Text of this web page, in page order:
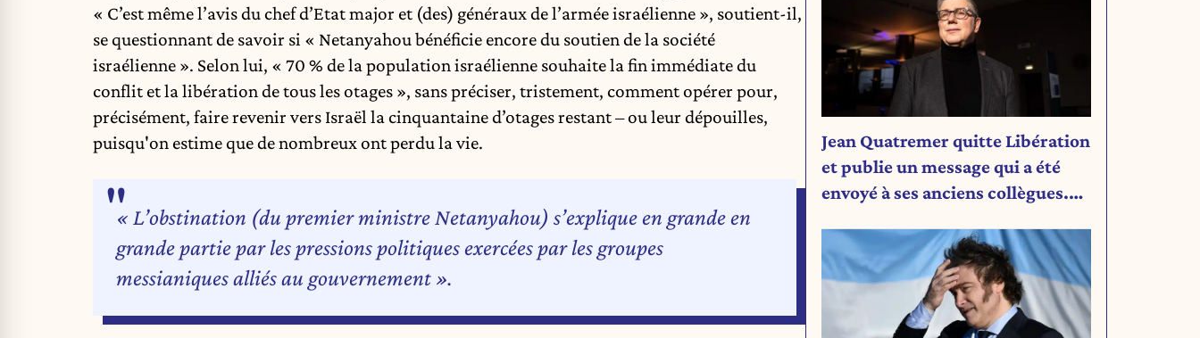
« C’est même l’avis du chef d’Etat major et (des) généraux de l’armée israélienne », soutient-il,
se questionnant de savoir si « Netanyahou bénéficie encore du soutien de la société
israélienne ». Selon lui, « 70 % de la population israélienne souhaite la fin immédiate du
conflit et la libération de tous les otages », sans préciser, tristement, comment opérer pour,
précisément, faire revenir vers Israël la cinquantaine d’otages restant – ou leur dépouilles,
puisqu'on estime que de nombreux ont perdu la vie.
« L’obstination (du premier ministre Netanyahou) s’explique en grande en
grande partie par les pressions politiques exercées par les groupes
messianiques alliés au gouvernement ».
Jean Quatremer quitte Libération
et publie un message qui a été
envoyé à ses anciens collègues.